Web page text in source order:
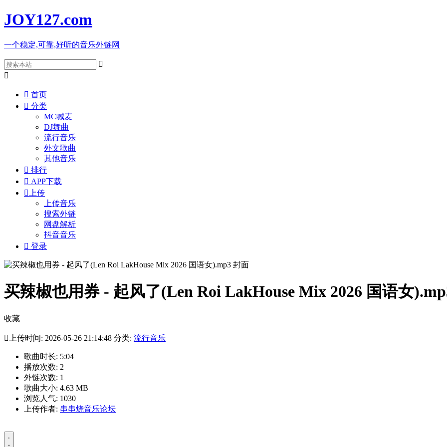
JOY127.com
一个稳定,可靠,好听的音乐外链网


 首页
 分类
MC喊麦
DJ舞曲
流行音乐
外文歌曲
其他音乐
 排行
 APP下载
 上传
上传音乐
搜索外链
网盘解析
抖音音乐
 登录
买辣椒也用券 - 起风了(Len Roi LakHouse Mix 2026 国语女
收藏
 上传时间: 2026-05-26 21:14:48 分类: 流行音乐
歌曲时长: 5:04
播放次数: 2
外链次数: 1
歌曲大小: 4.63 MB
浏览人气: 1030
上传作者: 串串烧音乐论坛